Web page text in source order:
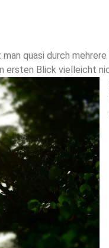
quasi durch
Blick vielleicht